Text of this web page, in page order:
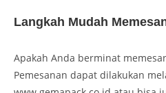
Langkah Mudah
Apakah Anda berminat
Pemesanan dapat dilakukan